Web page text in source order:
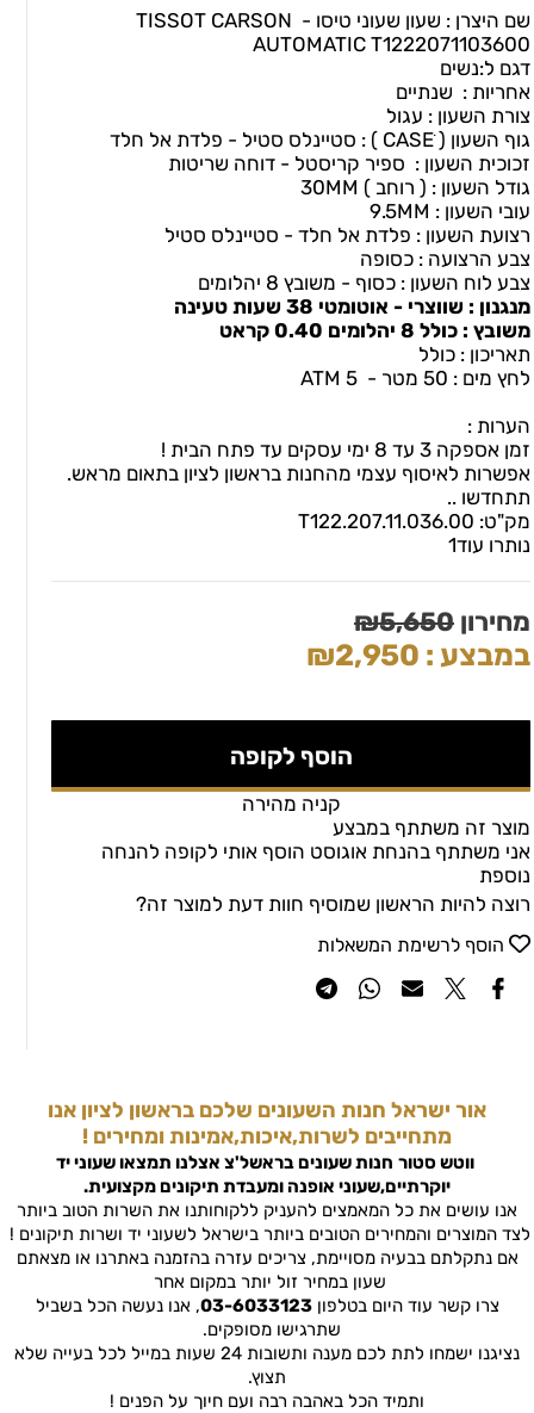
שם היצרן : שעון שעוני טיסו - TISSOT CARSON
AUTOMATIC T1222071103600
דגם ל:נשים
אחריות : שנתיים
צורת השעון : עגול
גוף השעון ( CASEׂ ) : סטיינלס סטיל - פלדת אל חלד
זכוכית השעון : ספיר קריסטל - דוחה שריטות
גודל השעון : ( רוחב ) 30MM
עובי השעון : 9.5MM
רצועת השעון : פלדת אל חלד - סטיינלס סטיל
צבע הרצועה : כסופה
צבע לוח השעון : כסוף - משובץ 8 יהלומים
מנגנון : שווצרי - אוטומטי 38 שעות טעינה
משובץ : כולל 8 יהלומים 0.40 קראט
תאריכון : כולל
לחץ מים : 50 מטר - 5 ATM
הערות :
זמן אספקה 3 עד 8 ימי עסקים עד פתח הבית !
אפשרות לאיסוף עצמי מהחנות בראשון לציון בתאום מראש.
תתחדשו ..
מק"ט: T122.207.11.036.00
נותרו עוד1
מחירון ₪5,650
במבצע : ₪2,950
הוסף לקופה
קניה מהירה
מוצר זה משתתף במבצע
אני משתתף בהנחת אוגוסט הוסף אותי לקופה להנחה
נוספת
רוצה להיות הראשון שמוסיף חוות דעת למוצר זה?
הוסף לרשימת המשאלות
אור ישראל חנות השעונים שלכם בראשון לציון אנו
מתחייבים לשרות,איכות,אמינות ומחירים !
ווטש סטור חנות שעונים בראשל'צ אצלנו תמצאו שעוני יד
יוקרתיים,שעוני אופנה ומעבדת תיקונים מקצועית.
אנו עושים את כל המאמצים להעניק ללקוחותנו את השרות הטוב ביותר
לצד המוצרים והמחירים הטובים ביותר בישראל לשעוני יד ושרות תיקונים !
אם נתקלתם בבעיה מסויימת, צריכים עזרה בהזמנה באתרנו או מצאתם
שעון במחיר זול יותר במקום אחר
צרו קשר עוד היום בטלפון03-6033123, אנו נעשה הכל בשביל
שתרגישו מסופקים.
נציגנו ישמחו לתת לכם מענה ותשובות 24 שעות במייל לכל בעייה שלא
תצוץ.
ותמיד הכל באהבה רבה ועם חיוך על הפנים !